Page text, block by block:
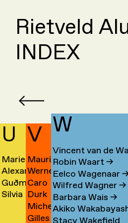
Rietveld
INDEX
U V W
Marieke
Ubbink
→
Alexander
Karl
Übelhör
Guðmundur
Úlfarsson
Silvia
Marquez
Mauri
Valdevino
Mendes
→
Werner
de
Valk
→
Caro
de
Valk
→
Durk
Valkema
→
Michel
van
Gilles
Vincent van de
Robin Waart→
Eelco Wagenaar
Wilfred Wagner→
Barbara Wais→
Akiko